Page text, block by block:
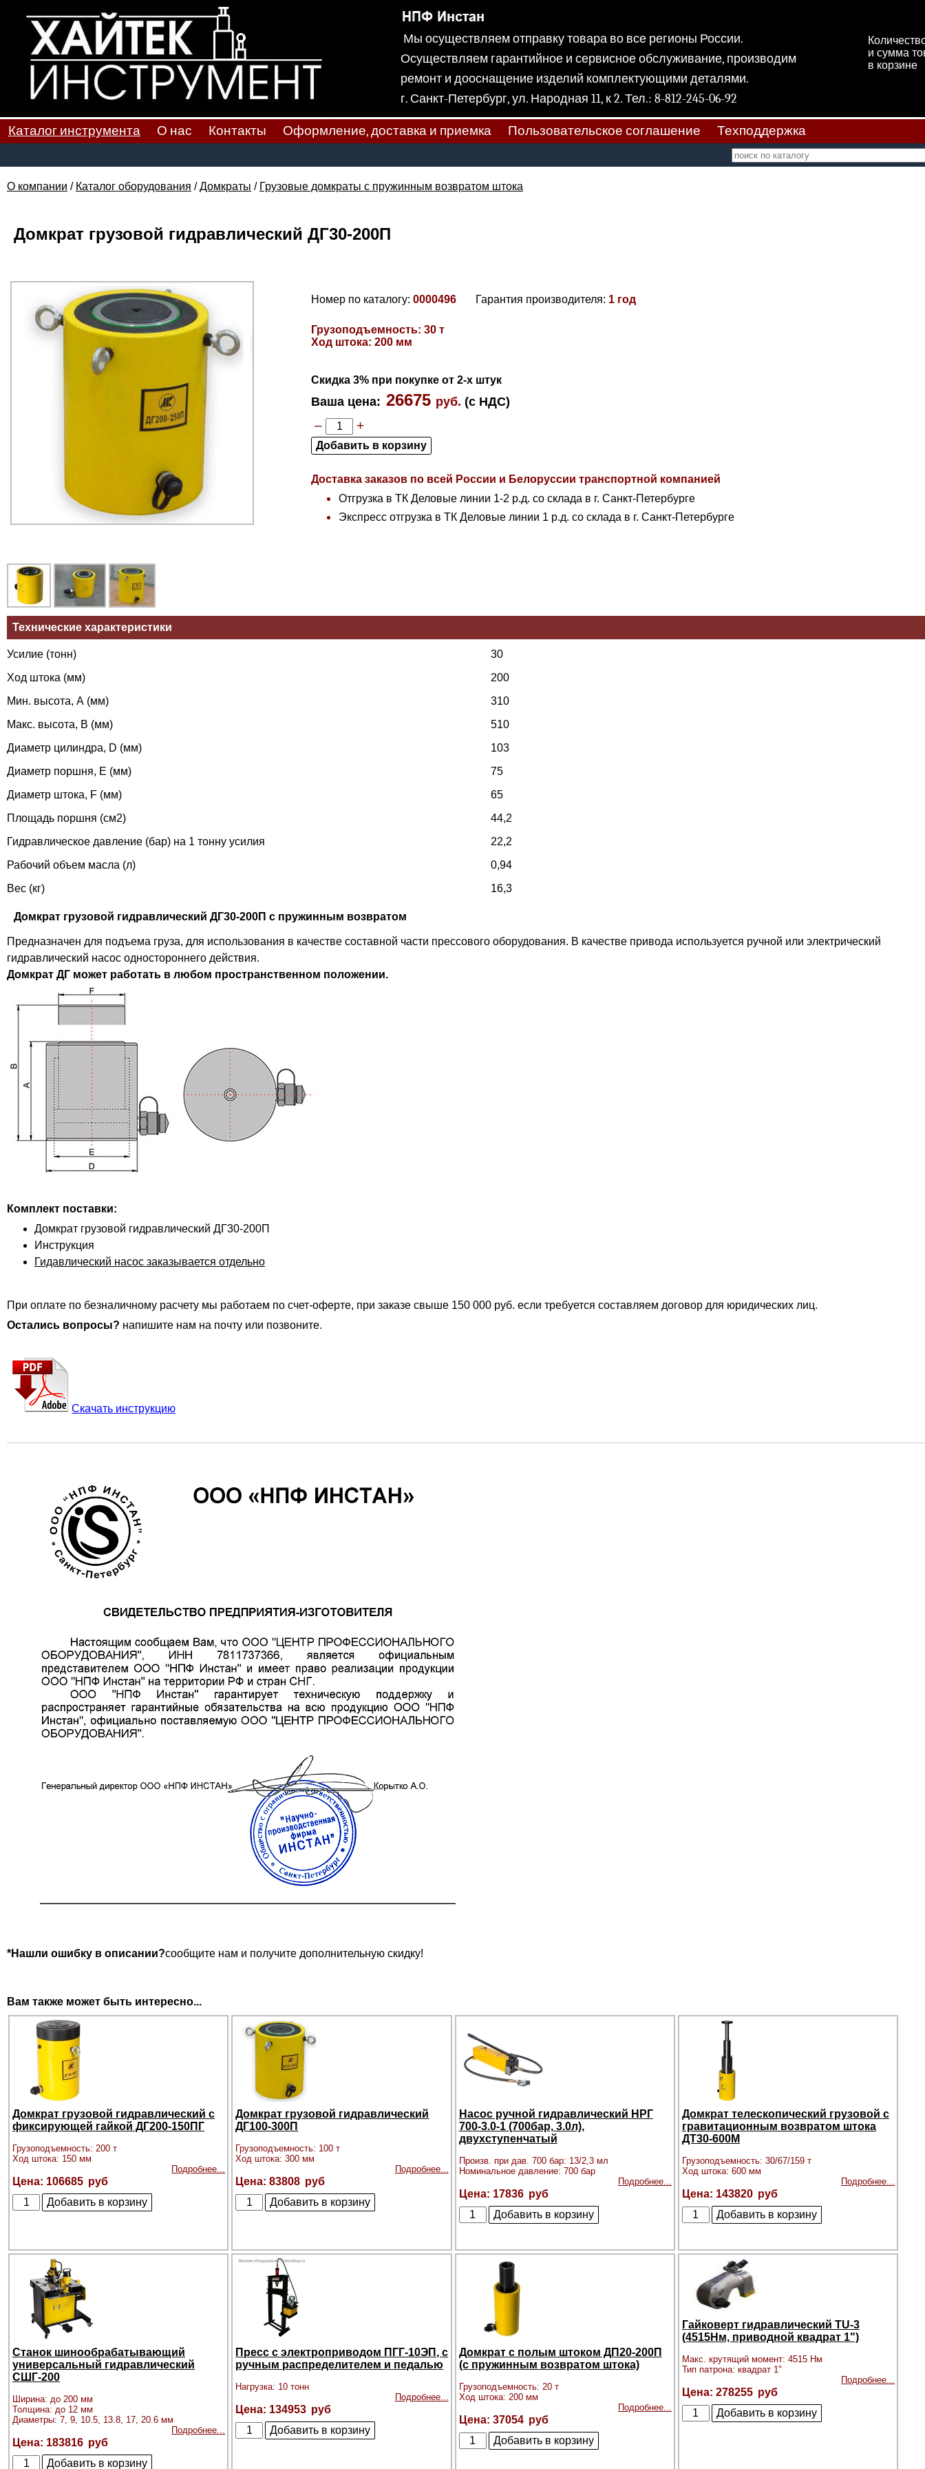
Мы осуществляем отправку товара во все регионы России.
Осуществляем гарантийное и сервисное обслуживание, производим
ремонт и дооснащение изделий комплектующими деталями.
г. Санкт-Петербург, ул. Народная 11, к 2. Тел.: 8-812-245-06-92
и сумма
в корзине
Каталог инструмента О нас Контакты Оформление, доставка и приемка Пользовательское соглашение Техподдержка
О компании / Каталог оборудования /Домкраты / Грузовые домкраты с пружинным возвратом штока
Домкрат грузовой гидравлический ДГ30-200П
Номер по каталогу: 0000496 Гарантия производителя: 1 год
Грузоподъемность: 30 т
Ход штока: 200 мм
Скидка 3% при покупке от 2-х штук
Ваша цена: 26675 руб. (с НДС)
– +
Доставка заказов по всей России и Белоруссии транспортной компанией
Отгрузка в ТК Деловые линии 1-2 р.д. со склада в г. Санкт-Петербурге
Экспресс отгрузка в ТК Деловые линии 1 р.д. со склада в г. Санкт-Петербурге
Технические характеристики
Усилие (тонн)
30
Ход штока (мм)
200
Мин. высота, А (мм)
310
Макс. высота, В (мм)
510
Диаметр цилиндра, D (мм)
103
Диаметр поршня, Е (мм)
75
Диаметр штока, F (мм)
65
Площадь поршня (см2)
44,2
Гидравлическое давление (бар) на 1 тонну усилия
22,2
Рабочий объем масла (л)
0,94
Вес (кг)
16,3
Домкрат грузовой гидравлический ДГ30-200П с пружинным возвратом
Предназначен для подъема груза, для использования в качестве составной части прессового оборудования. В качестве привода используется ручной или электрический
гидравлический насос одностороннего действия.
Домкрат ДГ может работать в любом пространственном положении.
Комплект поставки:
Домкрат грузовой гидравлический ДГ30-200П
Инструкция
Гидавлический насос заказывается отдельно
При оплате по безналичному расчету мы работаем по счет-оферте, при заказе свыше 150 000 руб. если требуется составляем договор для юридических лиц.
Остались вопросы? напишите нам на почту или позвоните.
Скачать инструкцию
*Нашли ошибку в описании?сообщите нам и получите дополнительную скидку!
Вам также может быть интересно...
Домкрат грузовой гидравлический с
фиксирующей гайкой ДГ200-150ПГ
Грузоподъемность: 200 т
Ход штока: 150 мм
Подробнее...
106685
Домкрат грузовой гидравлический
ДГ100-300П
Грузоподъемность: 100 т
Ход штока: 300 мм
Подробнее...
83808
Насос ручной гидравлический НРГ
700-3.0-1 (700бар, 3.0л),
двухступенчатый
Произв. при дав. 700 бар: 13/2,3 мл
Номинальное давление: 700 бар
Подробнее...
17836
Домкрат телескопический грузовой с
гравитационным возвратом штока
ДТ30-600М
Грузоподъемность: 30/67/159 т
Ход штока: 600 мм
Подробнее...
143820
Станок шинообрабатывающий
универсальный гидравлический
СШГ-200
Ширина: до 200 мм
Толщина: до 12 мм
Диаметры: 7, 9, 10.5, 13.8, 17, 20.6 мм
Подробнее...
183816
Пресс с электроприводом ПГГ-10ЭП, с
ручным распределителем и педалью
Нагрузка: 10 тонн
Подробнее...
134953
Домкрат с полым штоком ДП20-200П
(с пружинным возвратом штока)
Грузоподъемность: 20 т
Ход штока: 200 мм
Подробнее...
37054
Гайковерт гидравлический TU-3
(4515Нм, приводной квадрат 1")
Макс. крутящий момент: 4515 Нм
Тип патрона: квадрат 1"
Подробнее...
278255